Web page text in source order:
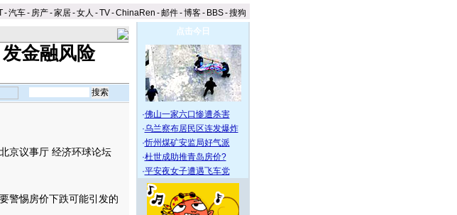
-汽车- 房产-家居-女人 -TV-ChinaRen -邮件-博客- BBS-搜狗
金融风险
京议事厅 经济环球论坛
警惕房价下跌可能引发的
点击今日
·佛山一家六口惨遭杀害
·乌兰察布居民区连发爆炸
·忻州煤矿安监局好气派
·杜世成助推青岛房价?
·平安夜女子遭遇飞车党